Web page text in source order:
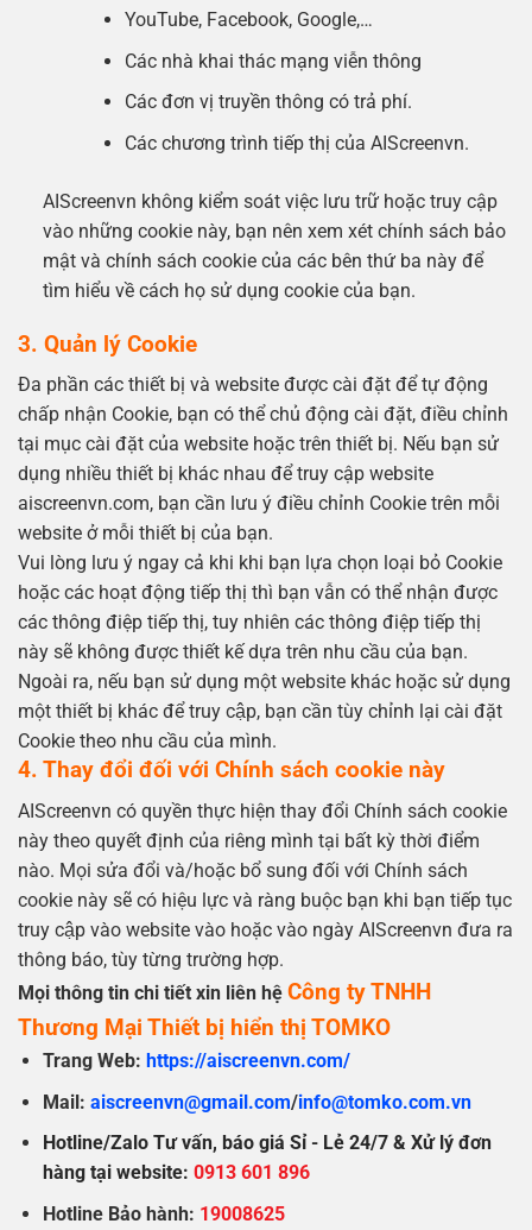
YouTube, Facebook, Google,…
Các nhà khai thác mạng viễn thông
Các đơn vị truyền thông có trả phí.
Các chương trình tiếp thị của AIScreenvn.
AIScreenvn không kiểm soát việc lưu trữ hoặc truy cập
vào những cookie này, bạn nên xem xét chính sách bảo
mật và chính sách cookie của các bên thứ ba này để
tìm hiểu về cách họ sử dụng cookie của bạn.
3. Quản lý Cookie
Đa phần các thiết bị và website được cài đặt để tự động
chấp nhận Cookie, bạn có thể chủ động cài đặt, điều chỉnh
tại mục cài đặt của website hoặc trên thiết bị. Nếu bạn sử
dụng nhiều thiết bị khác nhau để truy cập website
aiscreenvn.com, bạn cần lưu ý điều chỉnh Cookie trên mỗi
website ở mỗi thiết bị của bạn.
Vui lòng lưu ý ngay cả khi khi bạn lựa chọn loại bỏ Cookie
hoặc các hoạt động tiếp thị thì bạn vẫn có thể nhận được
các thông điệp tiếp thị, tuy nhiên các thông điệp tiếp thị
này sẽ không được thiết kế dựa trên nhu cầu của bạn.
Ngoài ra, nếu bạn sử dụng một website khác hoặc sử dụng
một thiết bị khác để truy cập, bạn cần tùy chỉnh lại cài đặt
Cookie theo nhu cầu của mình.
4. Thay đổi đối với Chính sách cookie này
AIScreenvn có quyền thực hiện thay đổi Chính sách cookie
này theo quyết định của riêng mình tại bất kỳ thời điểm
nào. Mọi sửa đổi và/hoặc bổ sung đối với Chính sách
cookie này sẽ có hiệu lực và ràng buộc bạn khi bạn tiếp tục
truy cập vào website vào hoặc vào ngày AIScreenvn đưa ra
thông báo, tùy từng trường hợp.
Mọi thông tin chi tiết xin liên hệ Công ty TNHH
Thương Mại Thiết bị hiển thị TOMKO
Trang Web: https://aiscreenvn.com/
Mail: aiscreenvn@gmail.com/info@tomko.com.vn
Hotline/Zalo Tư vấn, báo giá Sỉ - Lẻ 24/7 & Xử lý đơn
hàng tại website: 0913 601 896
Hotline Bảo hành: 19008625